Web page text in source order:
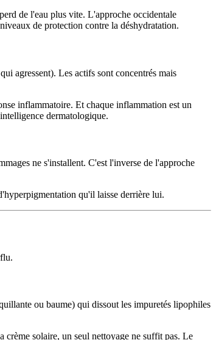
de l'eau plus vite. L'approche occidentale
de protection contre la déshydratation.
agressent). Les actifs sont concentrés mais
inflammatoire. Et chaque inflammation est un
dermatologique.
ne s'installent. C'est l'inverse de l'approche
qu'il laisse derrière lui.
ou baume) qui dissout les impuretés lipophiles
solaire, un seul nettoyage ne suffit pas. Le